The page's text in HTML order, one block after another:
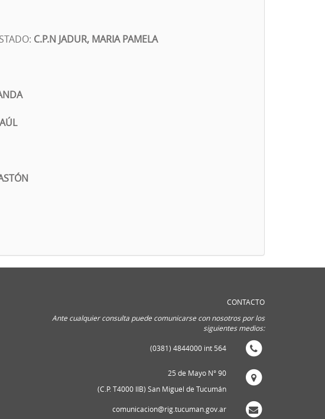
C.P.N JADUR, MARIA PAMELA
CONTACTO
Ante cualquier consulta puede comunicarse con nosotros por los
siguientes medios:
(0381) 4844000 int 564
25 de Mayo N° 90
(C.P. T4000 IIB) San Miguel de Tucumán
comunicacion@rig.tucuman.gov.ar